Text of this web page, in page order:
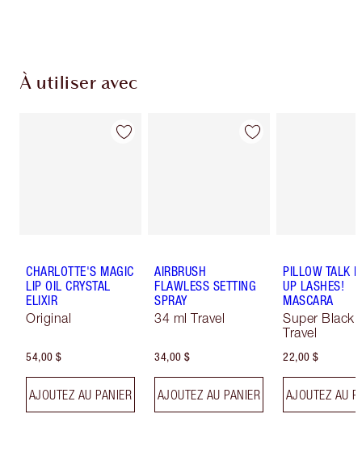
À utiliser avec
CHARLOTTE'S MAGIC
LIP OIL CRYSTAL
ELIXIR
Original
54,00 $
AJOUTEZ AU PANIER
AIRBRUSH
FLAWLESS SETTING
SPRAY
34 ml Travel
34,00 $
AJOUTEZ AU PANIER
PILLOW TALK
UP LASHES!
MASCARA
Super Black
Travel
22,00 $
AJOUTEZ AU